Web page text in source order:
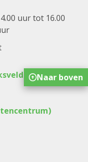
uur tot 16.00
(Neerland)
Naar boven